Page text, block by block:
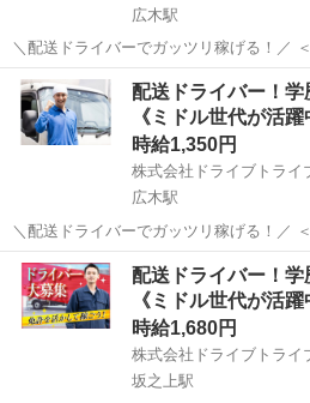
広木駅
＼配送ドライバーでガッツリ稼げる！／ ＜お仕事内容＞ 4t車にて食品
の配送業務及び付随する業務 ■車種・内容：DR:4t ■商品：食品 ■配送
先：飲食店等 ■配送件数：15件～20件 ＜必須資格＞ 中型免許(8t限
定)...
鹿児島 鹿児島市 広木駅 デリバ
配送ドライバー！
《ミドル世代が活躍
時給1,350円
株式会社ドライブトライ
広木駅
＼配送ドライバーでガッツリ稼げる！／ ＜お仕事内容＞ 4t車にて食品
の配送業務及び付随する業務 ■車種・内容：DR:4t ■商品：食品 ■配送
先：センター間 ■配送件数：日によるが少ない ＜必須資格
許(8t限...
鹿児島 鹿児島市 広木駅 デリバ
配送ドライバー！
《ミドル世代が活
時給1,680円
株式会社ドライブトライ
坂之上駅